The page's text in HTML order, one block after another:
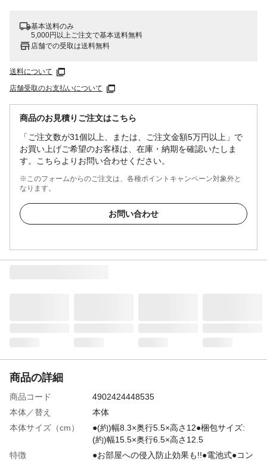
基本送料のみ
5,000円以上ご注文で基本送料無料
店舗での受取は送料無料
送料について
店舗受取のお支払いについて
商品のお見積りご注文はこちら
「ご注文数が31個以上、または、ご注文金額5万円以上」で
お買い上げご希望のお客様は、在庫・納期を確認いたしま
す。こちらよりお問い合わせください。
※このフォームからのご注文は、各種ポイントキャンペーン対象外と
なります。
お問い合わせ
商品の詳細
商品コード
4902424448535
本体／替え
本体
本体サイズ（cm）
●(約)幅8.3×奥行5.5×高さ12●梱包サイズ:
(約)幅15.5×奥行6.5×高さ12.5
特徴
●お部屋への侵入防止効果も!!●電池式●コン